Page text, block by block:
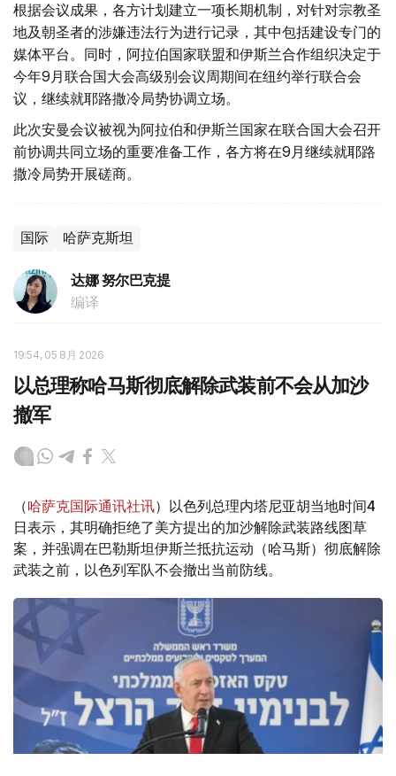
根据会议成果，各方计划建立一项长期机制，对针对宗教圣
地及朝圣者的涉嫌违法行为进行记录，其中包括建设专门的
媒体平台。同时，阿拉伯国家联盟和伊斯兰合作组织决定于
今年9月联合国大会高级别会议周期间在纽约举行联合会
议，继续就耶路撒冷局势协调立场。
此次安曼会议被视为阿拉伯和伊斯兰国家在联合国大会召开
前协调共同立场的重要准备工作，各方将在9月继续就耶路
撒冷局势开展磋商。
国际 哈萨克斯坦
达娜 努尔巴克提
编译
19:54, 05 8月 2026
以总理称哈马斯彻底解除武装前不会从加沙
撤军
（哈萨克国际通讯社讯）以色列总理内塔尼亚胡当地时间4
日表示，其明确拒绝了美方提出的加沙解除武装路线图草
案，并强调在巴勒斯坦伊斯兰抵抗运动（哈马斯）彻底解除
武装之前，以色列军队不会撤出当前防线。